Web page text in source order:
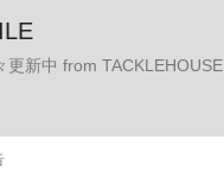
更新中 from TACKLEHOUSE